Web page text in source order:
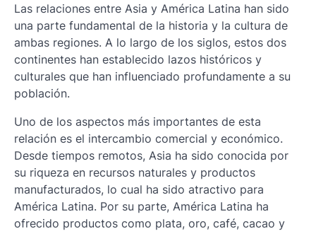
Las relaciones entre Asia y América Latina han sido
una parte fundamental de la historia y la cultura de
ambas regiones. A lo largo de los siglos, estos dos
continentes han establecido lazos históricos y
culturales que han influenciado profundamente a su
población.
Uno de los aspectos más importantes de esta
relación es el intercambio comercial y económico.
Desde tiempos remotos, Asia ha sido conocida por
su riqueza en recursos naturales y productos
manufacturados, lo cual ha sido atractivo para
América Latina. Por su parte, América Latina ha
ofrecido productos como plata, oro, café, cacao y